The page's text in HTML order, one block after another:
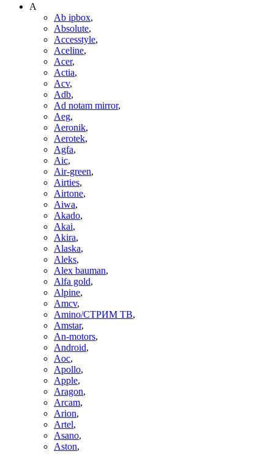
A
Ab ipbox,
Absolute,
Accesstyle,
Aceline,
Acer,
Actia,
Acv,
Adb,
Ad notam mirror,
Aeg,
Aeronik,
Aerotek,
Agfa,
Aic,
Air-green,
Airties,
Airtone,
Aiwa,
Akado,
Akai,
Akira,
Alaska,
Aleks,
Alex bauman,
Alfa gold,
Alpine,
Amcv,
Amino/СТРИМ ТВ,
Amstar,
An-motors,
Android,
Aoc,
Apollo,
Apple,
Aragon,
Arcam,
Arion,
Artel,
Asano,
Aston,